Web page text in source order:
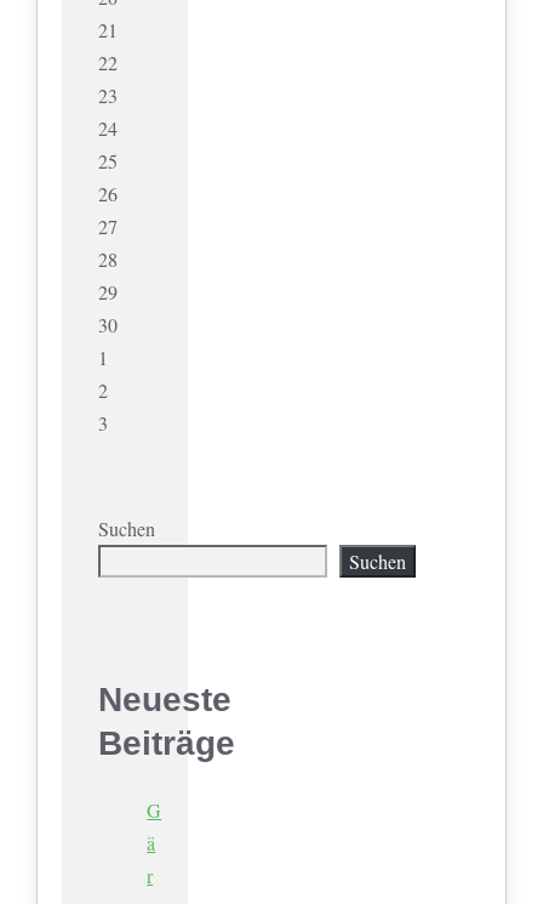
21
22
23
24
25
26
27
28
29
30
1
2
3
Suchen
Suchen
Neueste
Beiträge
G
ä
r